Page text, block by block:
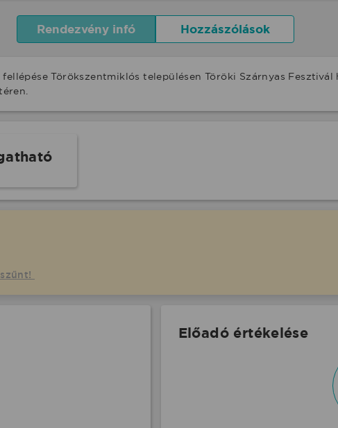
Rendezvény infó Hozzászólások
Törökszentmiklós településen Töröki Szárnyas Fesztivál
Előadó értékelése